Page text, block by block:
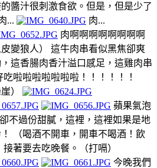
醬汁很刺激食欲。但是，但是少了
...
肉...
肉啊啊啊啊啊啊啊啊
變狼人） 這牛肉串看似黑焦卻爽
這香腸肉香汁溢口感足，這雞肉串
吃啦啦啦啦啦啦啦！！！！！！
）
蘋果氣泡
不過份甜膩，這裡，這裡如果是地
（喝酒不開車，開車不喝酒！飲
著要去吃晚餐。（打嗝）
今晚我們